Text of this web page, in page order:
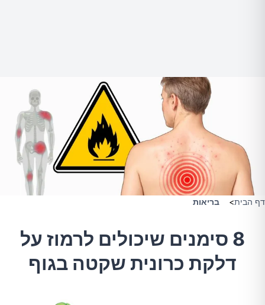
דף הבית> בריאות
8 סימנים שיכולים לרמוז על
דלקת כרונית שקטה בגוף